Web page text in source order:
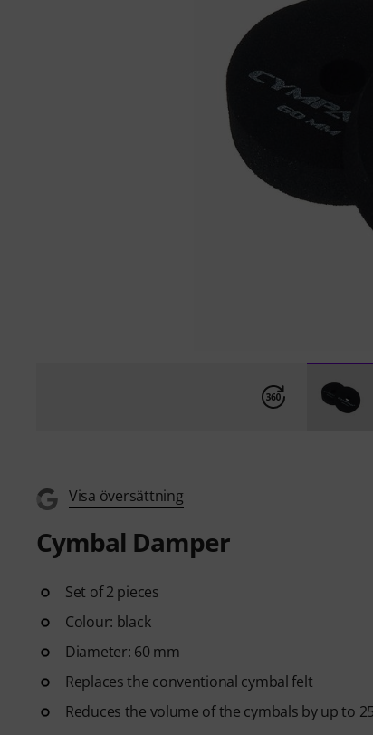
Visa översättning
Cymbal Damper
Set of 2 pieces
Colour: black
Diameter: 60 mm
Replaces the conventional cymbal felt
Reduces the volume of the cymbals by up to